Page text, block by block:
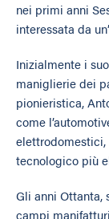
nei primi anni
interessata da
Inizialmente i
maniglierie dei
pionieristica,
come
tecnologico più
Gli anni Ottanta,
campi